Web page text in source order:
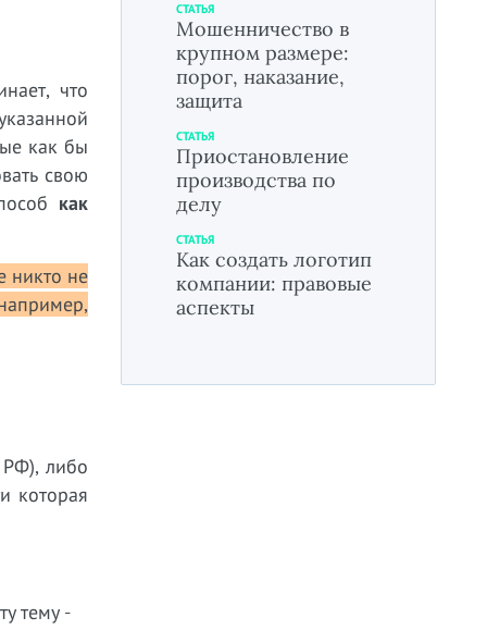
что
как бы
свою
как
никто не
РФ), либо
которая
тему -
СТАТЬЯ
Мошенничество в
крупном размере:
порог, наказание,
защита
СТАТЬЯ
Приостановление
производства по
делу
СТАТЬЯ
Как создать логотип
компании: правовые
аспекты